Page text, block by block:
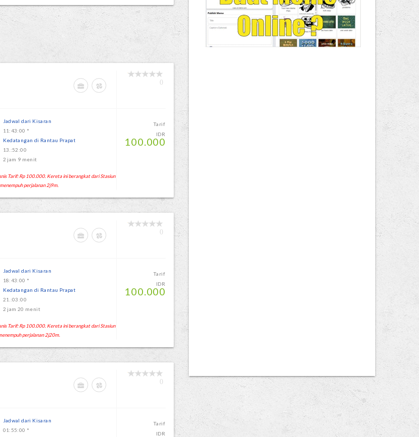
0
Jadwal dari Kisaran
11:43:00 *
Kedatangan di Rantau Prapat
13.:52:00
2 jam 9 menit
Tarif
IDR
100.000
Tarif: Rp 100.000. Kereta ini berangkat dari Stasiun
perjalanan 2j9m.
0
Jadwal dari Kisaran
18:43:00 *
Kedatangan di Rantau Prapat
21.:03:00
2 jam 20 menit
Tarif
IDR
100.000
Tarif: Rp 100.000. Kereta ini berangkat dari Stasiun
perjalanan 2j20m.
0
Jadwal dari Kisaran
01:55:00 *
Tarif
IDR